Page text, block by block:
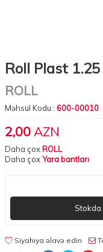
Roll Plast
ROLL
Məhsul Kodu : 600-00010
2,00 AZN
Daha çox ROLL
Daha çoxYara bantları
Stokda
Siyahıya əlavə edin